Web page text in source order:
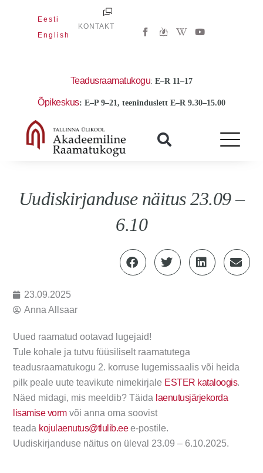
Eesti
English
KONTAKT
W
i
d
-
Y
o
Teadusraamatukogu:E–R 11–17
Õpikeskus: E–P 9–21, teeninduslett E–R 9.30–15.00
Uudiskirjanduse näitus 23.09 –
6.10
23.09.2025
Anna Allsaar
Uued raamatud ootavad lugejaid!
Tule kohale ja tutvu füüsiliselt raamatutega
teadusraamatukogu 2. korruse lugemissaalis või heida
pilk peale uute teavikute nimekirjale ESTER kataloogis.
Näed midagi, mis meeldib? Täida laenutusjärjekorda
lisamise vormvõi anna oma soovist
teada kojulaenutus@tlulib.eee-postile.
Uudiskirjanduse näitus on üleval 23.09 – 6.10.2025.